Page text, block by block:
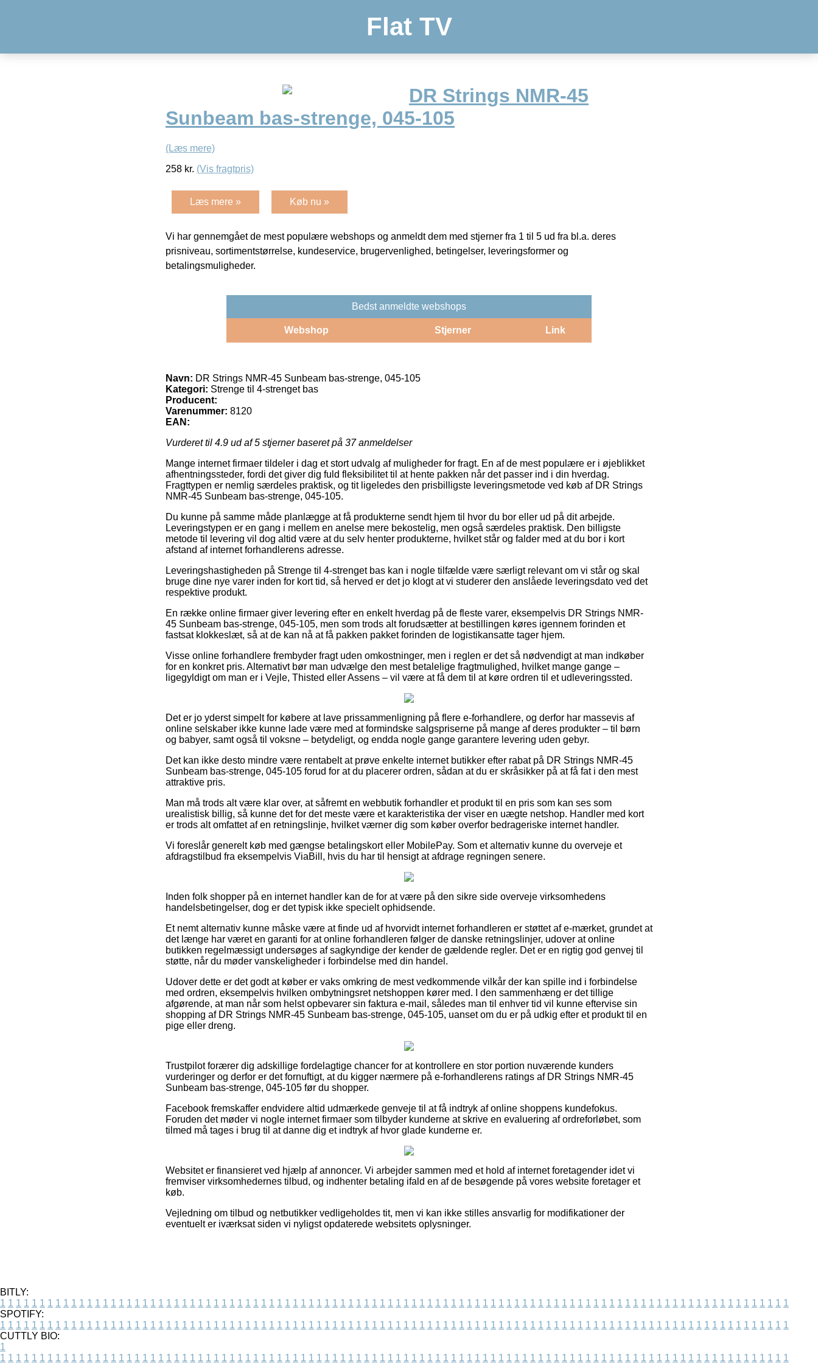
Flat TV
DR Strings NMR-45
Sunbeam bas-strenge, 045-105
(Læs mere)
258 kr. (Vis fragtpris)
Læs mere » Køb nu »
Vi har gennemgået de mest populære webshops og anmeldt dem med stjerner fra 1 til 5 ud fra bl.a. deres
prisniveau, sortimentstørrelse, kundeservice, brugervenlighed, betingelser, leveringsformer og
betalingsmuligheder.
Bedst anmeldte webshops
Webshop Stjerner Link
Navn: DR Strings NMR-45 Sunbeam bas-strenge, 045-105
Kategori: Strenge til 4-strenget bas
Producent:
Varenummer: 8120
EAN:
Vurderet til 4.9 ud af 5 stjerner baseret på 37anmeldelser
Mange internet firmaer tildeler i dag et stort udvalg af muligheder for fragt. En af de mest populære er i øjeblikket
afhentningssteder, fordi det giver dig fuld fleksibilitet til at hente pakken når det passer ind i din hverdag.
Fragttypen er nemlig særdeles praktisk, og tit ligeledes den prisbilligste leveringsmetode ved køb af DR Strings
NMR-45 Sunbeam bas-strenge, 045-105.
Du kunne på samme måde planlægge at få produkterne sendt hjem til hvor du bor eller ud på dit arbejde.
Leveringstypen er en gang i mellem en anelse mere bekostelig, men også særdeles praktisk. Den billigste
metode til levering vil dog altid være at du selv henter produkterne, hvilket står og falder med at du bor i kort
afstand af internet forhandlerens adresse.
Leveringshastigheden på Strenge til 4-strenget bas kan i nogle tilfælde være særligt relevant om vi står og skal
bruge dine nye varer inden for kort tid, så herved er det jo klogt at vi studerer den anslåede leveringsdato ved det
respektive produkt.
En række online firmaer giver levering efter en enkelt hverdag på de fleste varer, eksempelvis DR Strings NMR-
45 Sunbeam bas-strenge, 045-105, men som trods alt forudsætter at bestillingen køres igennem forinden et
fastsat klokkeslæt, så at de kan nå at få pakken pakket forinden de logistikansatte tager hjem.
Visse online forhandlere frembyder fragt uden omkostninger, men i reglen er det så nødvendigt at man indkøber
for en konkret pris. Alternativt bør man udvælge den mest betalelige fragtmulighed, hvilket mange gange –
ligegyldigt om man er i Vejle, Thisted eller Assens – vil være at få dem til at køre ordren til et udleveringssted.
Det er jo yderst simpelt for købere at lave prissammenligning på flere e-forhandlere, og derfor har massevis af
online selskaber ikke kunne lade være med at formindske salgspriserne på mange af deres produkter – til børn
og babyer, samt også til voksne – betydeligt, og endda nogle gange garantere levering uden gebyr.
Det kan ikke desto mindre være rentabelt at prøve enkelte internet butikker efter rabat på DR Strings NMR-45
Sunbeam bas-strenge, 045-105 forud for at du placerer ordren, sådan at du er skråsikker på at få fat i den mest
attraktive pris.
Man må trods alt være klar over, at såfremt en webbutik forhandler et produkt til en pris som kan ses som
urealistisk billig, så kunne det for det meste være et karakteristika der viser en uægte netshop. Handler med kort
er trods alt omfattet af en retningslinje, hvilket værner dig som køber overfor bedrageriske internet handler.
Vi foreslår generelt køb med gængse betalingskort eller MobilePay. Som et alternativ kunne du overveje et
afdragstilbud fra eksempelvis ViaBill, hvis du har til hensigt at afdrage regningen senere.
Inden folk shopper på en internet handler kan de for at være på den sikre side overveje virksomhedens
handelsbetingelser, dog er det typisk ikke specielt ophidsende.
Et nemt alternativ kunne måske være at finde ud af hvorvidt internet forhandleren er støttet af e-mærket, grundet at
det længe har været en garanti for at online forhandleren følger de danske retningslinjer, udover at online
butikken regelmæssigt undersøges af sagkyndige der kender de gældende regler. Det er en rigtig god genvej til
støtte, når du møder vanskeligheder i forbindelse med din handel.
Udover dette er det godt at køber er vaks omkring de mest vedkommende vilkår der kan spille ind i forbindelse
med ordren, eksempelvis hvilken ombytningsret netshoppen kører med. I den sammenhæng er det tillige
afgørende, at man når som helst opbevarer sin faktura e-mail, således man til enhver tid vil kunne eftervise sin
shopping af DR Strings NMR-45 Sunbeam bas-strenge, 045-105, uanset om du er på udkig efter et produkt til en
pige eller dreng.
Trustpilot forærer dig adskillige fordelagtige chancer for at kontrollere en stor portion nuværende kunders
vurderinger og derfor er det fornuftigt, at du kigger nærmere på e-forhandlerens ratings af DR Strings NMR-45
Sunbeam bas-strenge, 045-105 før du shopper.
Facebook fremskaffer endvidere altid udmærkede genveje til at få indtryk af online shoppens kundefokus.
Foruden det møder vi nogle internet firmaer som tilbyder kunderne at skrive en evaluering af ordreforløbet, som
tilmed må tages i brug til at danne dig et indtryk af hvor glade kunderne er.
Websitet er finansieret ved hjælp af annoncer. Vi arbejder sammen med et hold af internet foretagender idet vi
fremviser virksomhedernes tilbud, og indhenter betaling ifald en af de besøgende på vores website foretager et
køb.
Vejledning om tilbud og netbutikker vedligeholdes tit, men vi kan ikke stilles ansvarlig for modifikationer der
eventuelt er iværksat siden vi nyligst opdaterede websitets oplysninger.
BITLY:
1 1 1 1 1 1 1 1 1 1 1 1 1 1 1 1 1 1 1 1 1 1 1 1 1 1 1 1 1 1 1 1 1 1 1 1 1 1 1 1 1 1 1 1 1 1 1 1 1 1 1 1 1 1 1 1 1 1 1 1 1 1 1 1 1 1 1 1 1 1 1 1 1 1 1 1 1 1 1 1 1 1 1 1 1 1 1 1 1 1 1 1 1 1 1 1 1 1 1 1
SPOTIFY:
1 1 1 1 1 1 1 1 1 1 1 1 1 1 1 1 1 1 1 1 1 1 1 1 1 1 1 1 1 1 1 1 1 1 1 1 1 1 1 1 1 1 1 1 1 1 1 1 1 1 1 1 1 1 1 1 1 1 1 1 1 1 1 1 1 1 1 1 1 1 1 1 1 1 1 1 1 1 1 1 1 1 1 1 1 1 1 1 1 1 1 1 1 1 1 1 1 1 1 1
CUTTLY BIO:
1
1 1 1 1 1 1 1 1 1 1 1 1 1 1 1 1 1 1 1 1 1 1 1 1 1 1 1 1 1 1 1 1 1 1 1 1 1 1 1 1 1 1 1 1 1 1 1 1 1 1 1 1 1 1 1 1 1 1 1 1 1 1 1 1 1 1 1 1 1 1 1 1 1 1 1 1 1 1 1 1 1 1 1 1 1 1 1 1 1 1 1 1 1 1 1 1 1 1 1 1